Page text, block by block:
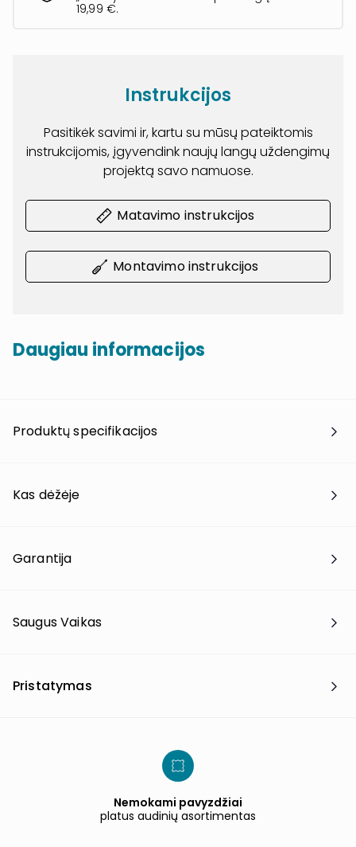
19,99 €.
Instrukcijos
Pasitikėk savimi ir, kartu su mūsų pateiktomis
instrukcijomis, įgyvendink naujų langų uždengimų
projektą savo namuose.
Matavimo instrukcijos
Montavimo instrukcijos
Daugiau informacijos
Produktų specifikacijos
Kas dėžėje
Garantija
Saugus Vaikas
Pristatymas
Nemokami pavyzdžiai
platus audinių asortimentas